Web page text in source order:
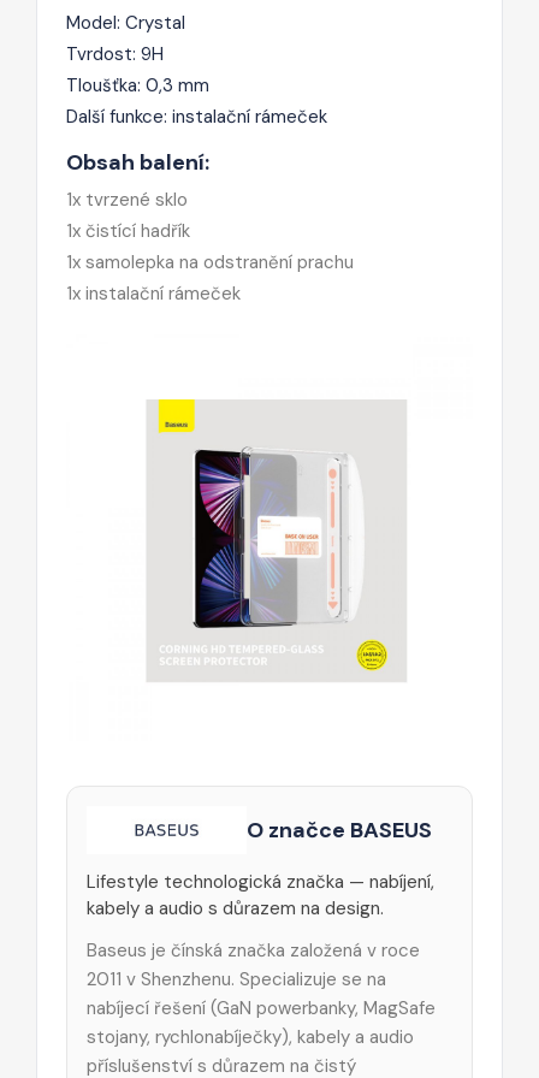
Model: Crystal
Tvrdost: 9H
Tloušťka: 0,3 mm
Další funkce: instalační rámeček
Obsah balení:
1x tvrzené sklo
1x čistící hadřík
1x samolepka na odstranění prachu
1x instalační rámeček
O značce BASEUS
Lifestyle technologická značka — nabíjení,
kabely a audio s důrazem na design.
Baseus je čínská značka založená v roce
2011 v Shenzhenu. Specializuje se na
nabíjecí řešení (GaN powerbanky, MagSafe
stojany, rychlonabíječky), kabely a audio
příslušenství s důrazem na čistý